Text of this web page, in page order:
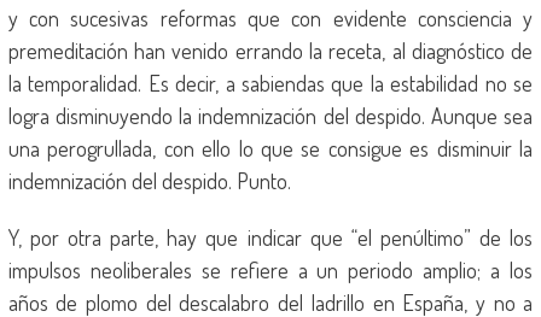
y con sucesivas reformas que con evidente consciencia y
premeditación han venido errando la receta, al diagnóstico de
la temporalidad. Es decir, a sabiendas que la estabilidad no se
logra disminuyendo la indemnización del despido. Aunque sea
una perogrullada, con ello lo que se consigue es disminuir la
indemnización del despido. Punto.
Y, por otra parte, hay que indicar que “el penúltimo” de los
impulsos neoliberales se refiere a un periodo amplio; a los
años de plomo del descalabro del ladrillo en España, y no a